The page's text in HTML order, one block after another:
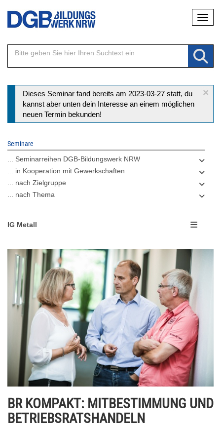
Direkt
Inhalt
×
Statusmeldung
Dieses Seminar fand bereits am 2023-03-27 statt, du
kannst aber unten dein Interesse an einem möglichen
neuen Termin bekunden!
Seminare
... Seminarreihen DGB-Bildungswerk NRW
... in Kooperation mit Gewerkschaften
... nach Zielgruppe
... nach Thema
IG Metall
BR KOMPAKT: MITBESTIMMUNG UND
BETRIEBSRATSHANDELN